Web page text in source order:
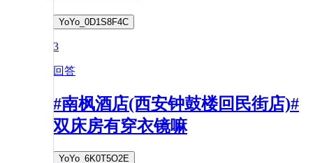
YoYo_0D1S8F4C
3
回答
#南枫酒店(西安钟鼓楼回民街店)#
双床房有穿衣镜嘛
YoYo_6K0T5O2E